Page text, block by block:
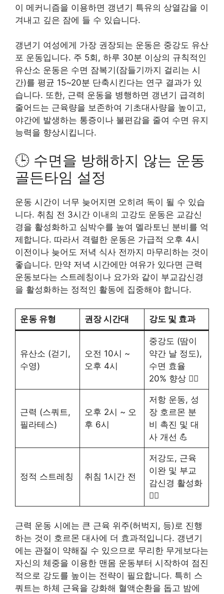
이 메커니즘을 이용하면 갱년기 특유의 상열감을 이
겨내고 깊은 잠에 들 수 있습니다.
갱년기 여성에게 가장 권장되는 운동은 중강도 유산
포 운동입니다. 주 5회, 하루 30분 이상의 규칙적인
유산소 운동은 수면 잠복기(잠들기까지 걸리는 시
간)를 평균 15~20분 단축시킨다는 연구 결과가 있
습니다. 또한, 근력 운동을 병행하면 갱년기 급격히
줄어드는 근육량을 보존하여 기초대사량을 높이고,
야간에 발생하는 통증이나 불편감을 줄여 수면 유지
능력을 향상시킵니다.
🕒 수면을 방해하지 않는 운동
골든타임 설정
운동 시간이 너무 늦어지면 오히려 독이 될 수 있습
니다. 취침 전 3시간 이내의 고강도 운동은 교감신
경을 활성화하고 심박수를 높여 멜라토닌 분비를 억
제합니다. 따라서 격렬한 운동은 가급적 오후 4시
이전이나 늦어도 저녁 식사 전까지 마무리하는 것이
좋습니다. 만약 저녁 시간에만 여유가 있다면 근력
운동보다는 스트레칭이나 요가와 같이 부교감신경
을 활성화하는 정적인 활동에 집중해야 합니다.
운동 유형 권장 시간대 강도 및 효과
유산소 (걷기,
수영)
오전 10시 ~
오후 4시
중강도 (땀이
약간 날 정도),
수면 효율
20% 향상 🏊‍♀️
근력 (스쿼트,
필라테스)
오후 2시 ~ 오
후 6시
저항 운동, 성
장 호르몬 분
비 촉진 및 대
사 개선 💪
정적 스트레칭 취침 1시간 전
저강도, 근육
이완 및 부교
감신경 활성화
🧘‍♀️
근력 운동 시에는 큰 근육 위주(허벅지, 등)로 진행
하는 것이 호르몬 대사에 더 효과적입니다. 갱년기
에는 관절이 약해질 수 있으므로 무리한 무게보다는
자신의 체중을 이용한 맨몸 운동부터 시작하여 점진
적으로 강도를 높이는 전략이 필요합니다. 특히 스
쿼트는 하체 근육을 강화해 혈액순환을 돕고 밤에